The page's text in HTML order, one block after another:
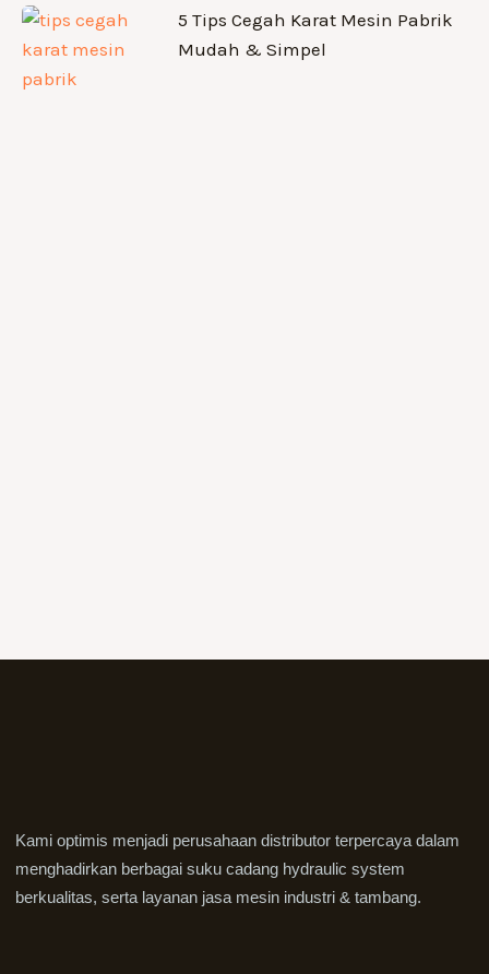
5 Tips Cegah Karat Mesin Pabrik
Mudah & Simpel
Kami optimis menjadi perusahaan distributor terpercaya dalam
menghadirkan berbagai suku cadang hydraulic system
berkualitas, serta layanan jasa mesin industri & tambang.